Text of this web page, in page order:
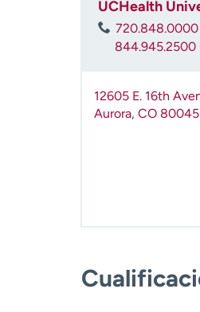
UCHealth
720.848.0000
844.945.2500
12605 E. 16th
Aurora, CO 80045